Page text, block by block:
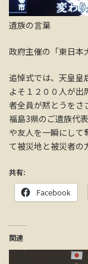
遺族の言葉
政府主催の「東日本
追悼式では、天皇皇
よそ１２００人が
者全員が黙とうをさ
福島3県のご遺族代
や友人を一瞬にして
て被災地と被災者の
共有:
Facebook
関連